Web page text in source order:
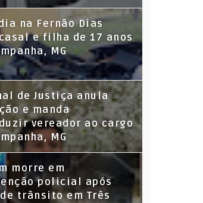
na Fernão Dias
e filha de 17 anos
MG
de Justiça anula
e manda
vereador ao cargo
MG
morre em
policial após
trânsito em Três